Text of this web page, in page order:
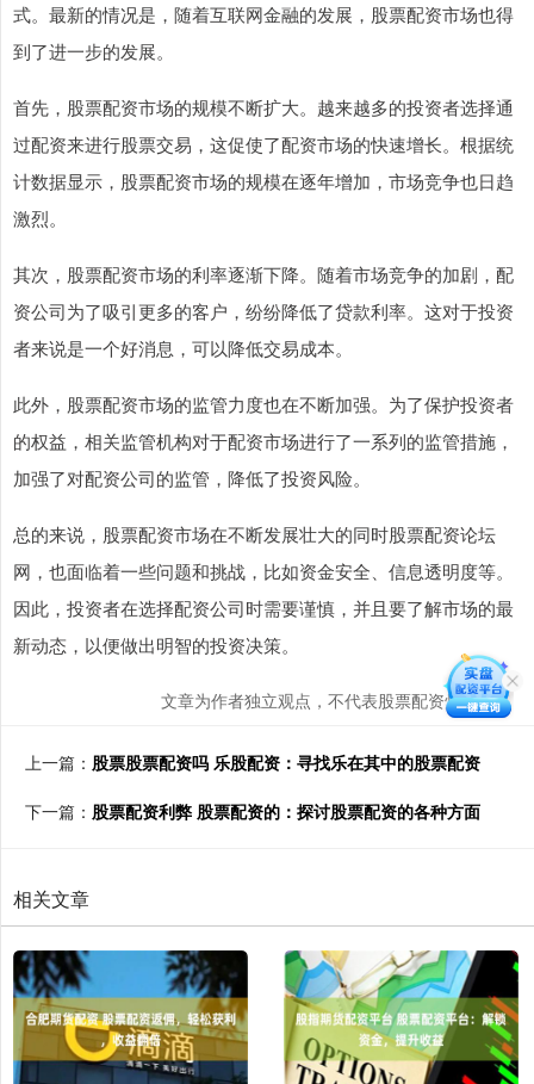
式。最新的情况是，随着互联网金融的发展，股票配资市场也得
到了进一步的发展。
首先，股票配资市场的规模不断扩大。越来越多的投资者选择通
过配资来进行股票交易，这促使了配资市场的快速增长。根据统
计数据显示，股票配资市场的规模在逐年增加，市场竞争也日趋
激烈。
其次，股票配资市场的利率逐渐下降。随着市场竞争的加剧，配
资公司为了吸引更多的客户，纷纷降低了贷款利率。这对于投资
者来说是一个好消息，可以降低交易成本。
此外，股票配资市场的监管力度也在不断加强。为了保护投资者
的权益，相关监管机构对于配资市场进行了一系列的监管措施，
加强了对配资公司的监管，降低了投资风险。
总的来说，股票配资市场在不断发展壮大的同时股票配资论坛
网，也面临着一些问题和挑战，比如资金安全、信息透明度等。
因此，投资者在选择配资公司时需要谨慎，并且要了解市场的最
新动态，以便做出明智的投资决策。
文章为作者独立观点，不代表股票配资炒股观点
上一篇： 股票股票配资吗 乐股配资：寻找乐在其中的股票配资
下一篇： 股票配资利弊 股票配资的：探讨股票配资的各种方面
相关文章